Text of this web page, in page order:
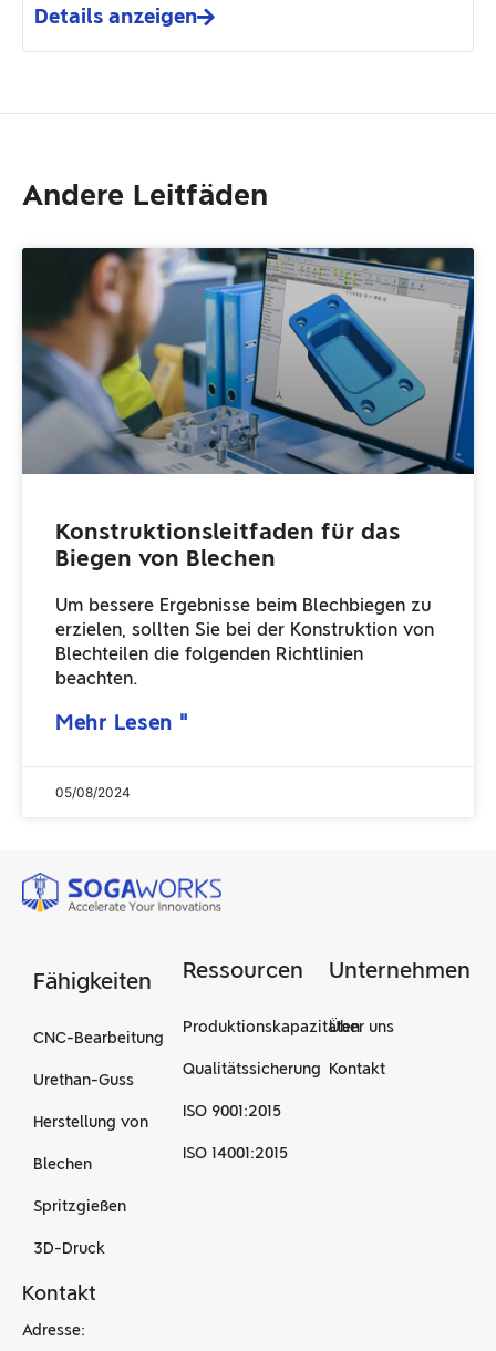
Details anzeigen
Andere Leitfäden
Konstruktionsleitfaden für das
Biegen von Blechen
Um bessere Ergebnisse beim Blechbiegen zu
erzielen, sollten Sie bei der Konstruktion von
Blechteilen die folgenden Richtlinien
beachten.
Mehr Lesen "
05/08/2024
Fähigkeiten
CNC-Bearbeitung
Urethan-Guss
Herstellung von
Blechen
Spritzgießen
3D-Druck
Ressourcen
Produktionskapazitäten
Qualitätssicherung
ISO 9001:2015
ISO 14001:2015
Unternehmen
Über uns
Kontakt
Kontakt
Adresse: